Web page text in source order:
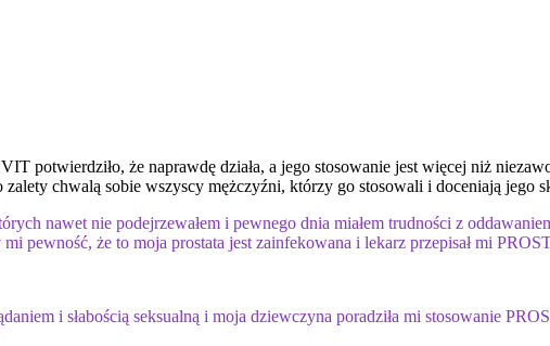
potwierdziło, że naprawdę działa, a jego stosowanie jest więcej niż
chwalą sobie wszyscy mężczyźni, którzy go stosowali i doceniają jego
nawet nie podejrzewałem i pewnego dnia miałem trudności z
mi pewność, że to moja prostata jest zainfekowana i lekarz przepisał mi
i słabością seksualną i moja dziewczyna poradziła mi stosowanie